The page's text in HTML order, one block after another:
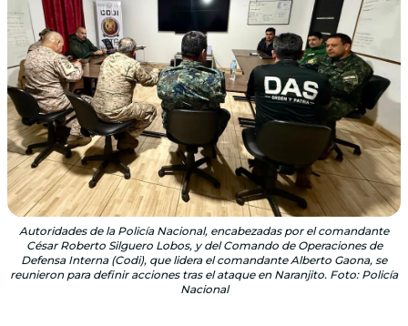
Autoridades de la Policía Nacional, encabezadas por el comandante
César Roberto Silguero Lobos, y del Comando de Operaciones de
Defensa Interna (Codi), que lidera el comandante Alberto Gaona, se
reunieron para definir acciones tras el ataque en Naranjito. Foto: Policía
Nacional